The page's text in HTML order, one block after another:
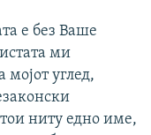
е без Ваше
ми
мојот углед,
ниту едно име,